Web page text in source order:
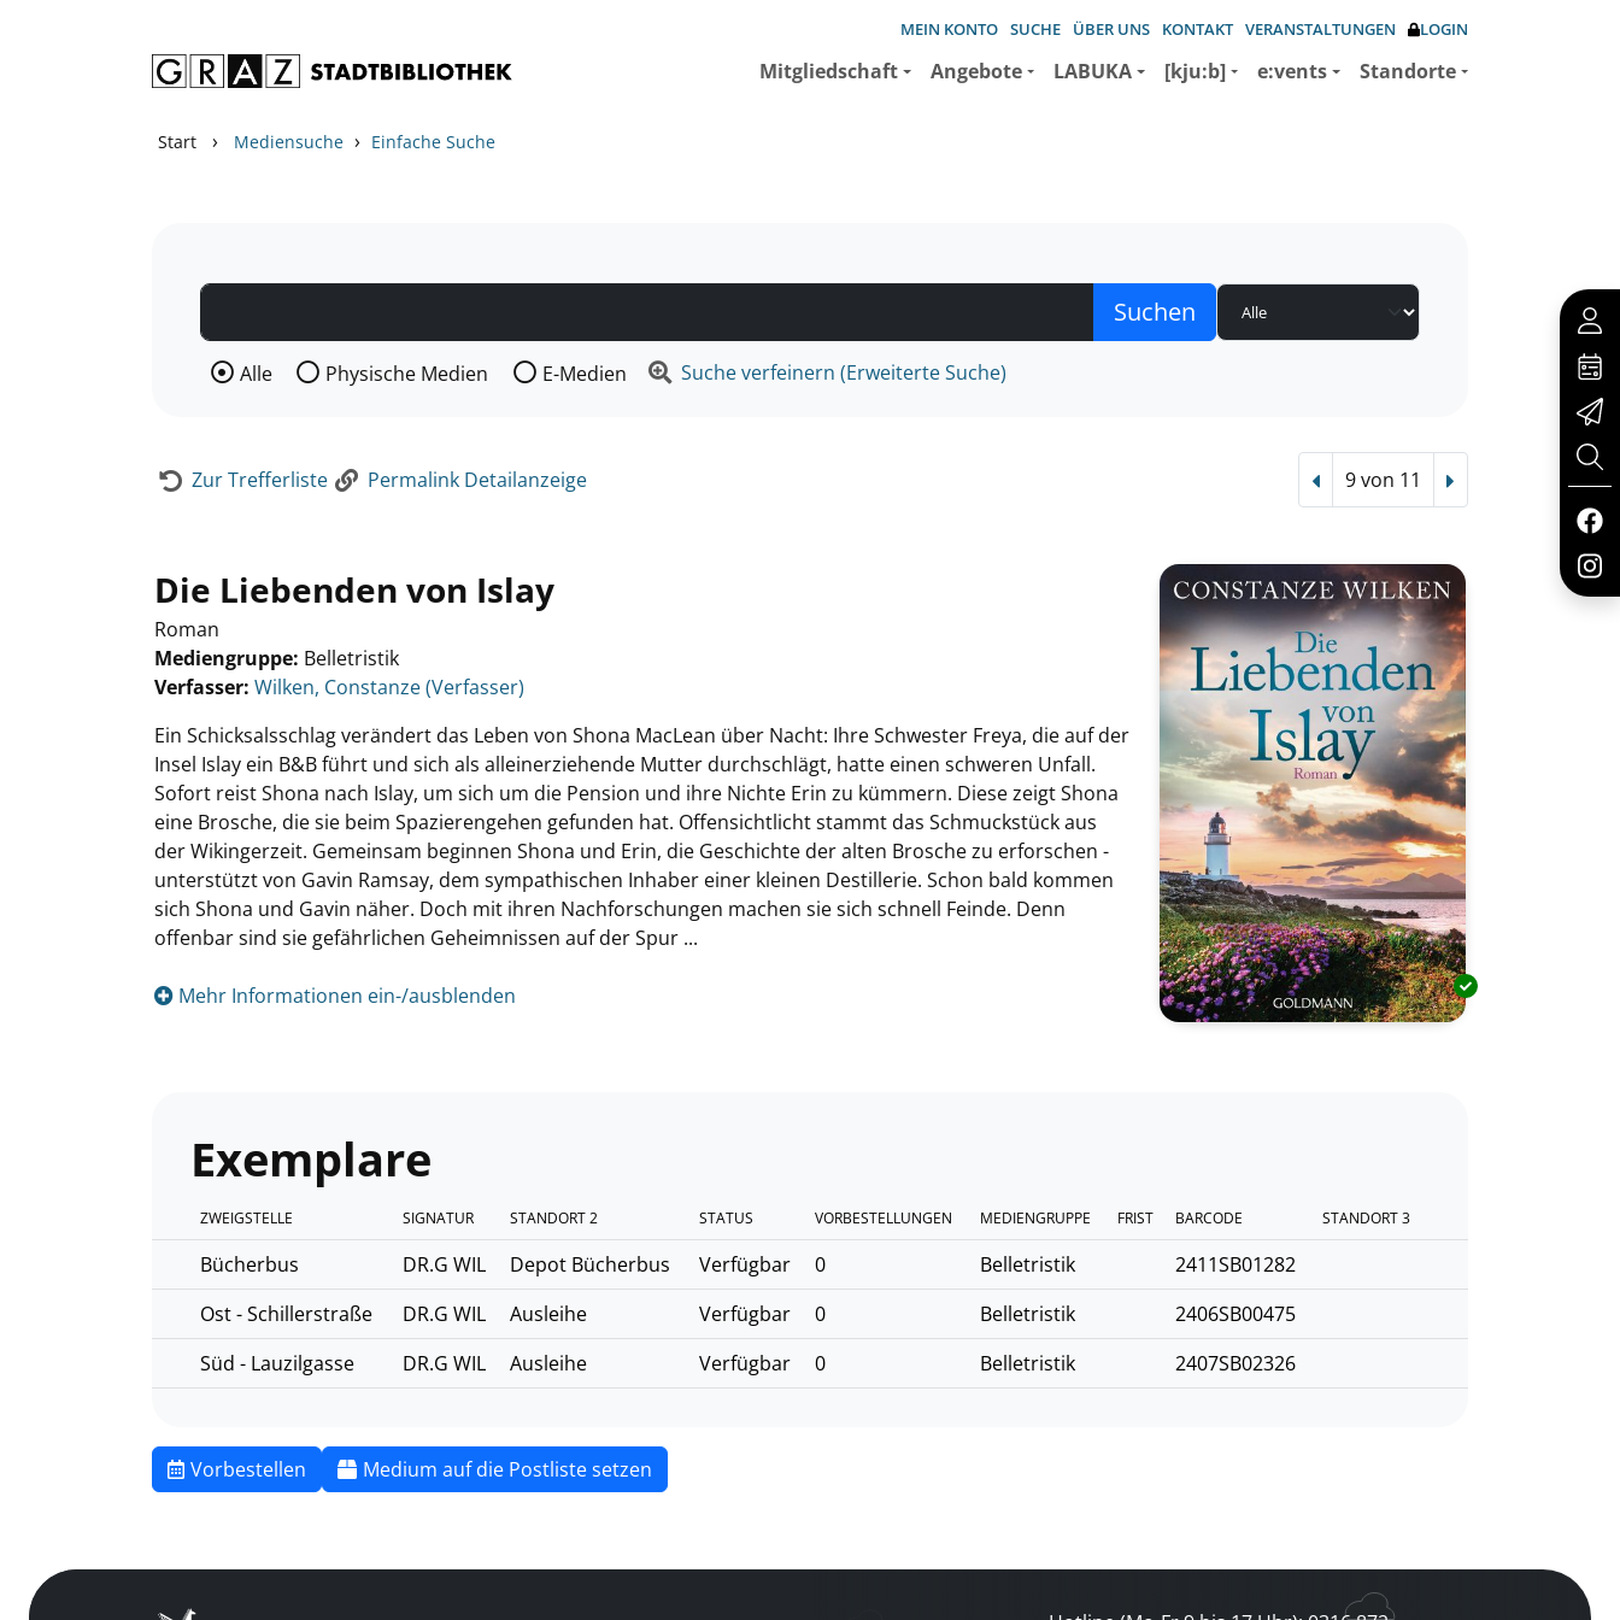
MEIN KONTO SUCHE ÜBER UNS KONTAKT VERANSTALTUNGEN LOGIN
Mitgliedschaft Angebote LABUKA [kju:b] e:vents Standorte
Start › Mediensuche › Einfache Suche
Wählen Sie die Medienart nach der Sie suchen wollen.
Alle Physische Medien E-Medien Suche verfeinern (Erweiterte Suche)
Zur Trefferliste Permalink Detailanzeige Vorheriger Treffer
9 von 11 Nächster Treffer
Die Liebenden von Islay
Roman
Mediengruppe: Belletristik
Verfasser: Suche nach diesem Verfasser
Wilken, Constanze (Verfasser)
Ein Schicksalsschlag verändert das Leben von Shona MacLean über Nacht: Ihre Schwester Freya, die auf der
Insel Islay ein B&B führt und sich als alleinerziehende Mutter durchschlägt, hatte einen schweren Unfall.
Sofort reist Shona nach Islay, um sich um die Pension und ihre Nichte Erin zu kümmern. Diese zeigt Shona
eine Brosche, die sie beim Spazierengehen gefunden hat. Offensichtlicht stammt das Schmuckstück aus
der Wikingerzeit. Gemeinsam beginnen Shona und Erin, die Geschichte der alten Brosche zu erforschen -
unterstützt von Gavin Ramsay, dem sympathischen Inhaber einer kleinen Destillerie. Schon bald kommen
sich Shona und Gavin näher. Doch mit ihren Nachforschungen machen sie sich schnell Feinde. Denn
offenbar sind sie gefährlichen Geheimnissen auf der Spur ...
Mehr Informationen ein-/ausblenden
Exemplare
ZWEIGSTELLE SIGNATUR STANDORT 2 STATUS VORBESTELLUNGEN MEDIENGRUPPE FRIST BARCODE STANDORT 3
Bücherbus DR.G WIL Depot Bücherbus Verfügbar 0 Belletristik
2411SB01282
Ost - Schillerstraße
DR.G WIL Ausleihe Verfügbar 0 Belletristik
2406SB00475
Süd - Lauzilgasse
DR.G WIL Ausleihe Verfügbar 0 Belletristik 2407SB02326
Vorbestellen Medium auf die Postliste setzen